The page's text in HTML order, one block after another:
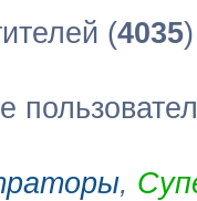
(4035
,